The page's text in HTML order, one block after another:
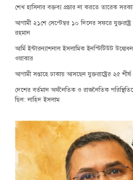
শেখ হাসিনার বক্তব্য প্রচার না করতে তারেক
আগামী ২১শে সেপ্টেম্বর ১০ দিনের সফরে যুক্তরাষ্ট্র
রহমান
আর্মি ইন্টারন্যাশনাল ইসলামিক ইনস্টিটিউট
ওয়াকার
আগামী সপ্তাহে ঢাকায় আসছেন যুক্তরাষ্ট্রের ২৫ শীর্ষ
দেশের বর্তমান অর্থনৈতিক ও রাজনৈতিক
ছিল: নাহিদ ইসলাম